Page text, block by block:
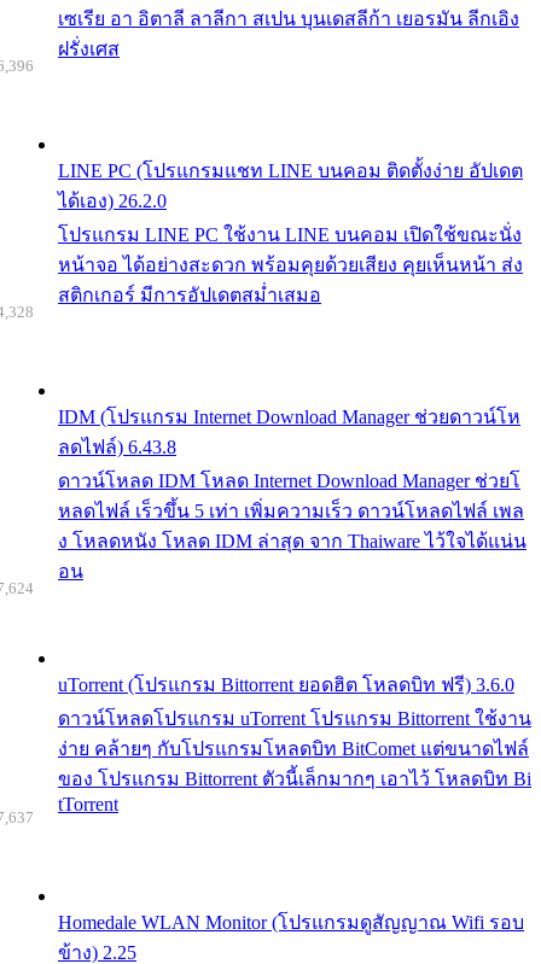
เซเรีย อา อิตาลี ลาลีกา สเปน บุนเดสลีก้า เยอรมัน ลีกเอิง
ฝรั่งเศส
LINE PC (โปรแกรมแชท LINE บนคอม ติดตั้งง่าย อัปเดต
ได้เอง) 26.2.0
โปรแกรม LINE PC ใช้งาน LINE บนคอม เปิดใช้ขณะนั่ง
หน้าจอ ได้อย่างสะดวก พร้อมคุยด้วยเสียง คุยเห็นหน้า ส่ง
สติกเกอร์ มีการอัปเดตสม่ำเสมอ
IDM (โปรแกรม Internet Download Manager ช่วยดาวน์โห
ลดไฟล์) 6.43.8
ดาวน์โหลด IDM โหลด Internet Download Manager ช่วยโ
หลดไฟล์ เร็วขึ้น 5 เท่า เพิ่มความเร็ว ดาวน์โหลดไฟล์ เพล
ง โหลดหนัง โหลด IDM ล่าสุด จาก Thaiware ไว้ใจได้แน่น
อน
uTorrent (โปรแกรม Bittorrent ยอดฮิต โหลดบิท ฟรี) 3.6.0
ดาวน์โหลดโปรแกรม uTorrent โปรแกรม Bittorrent ใช้งาน
ง่าย คล้ายๆ กับโปรแกรมโหลดบิท BitComet แต่ขนาดไฟล์
ของ โปรแกรม Bittorrent ตัวนี้เล็กมากๆ เอาไว้ โหลดบิท Bi
tTorrent
Homedale WLAN Monitor (โปรแกรมดูสัญญาณ Wifi รอบ
ข้าง) 2.25